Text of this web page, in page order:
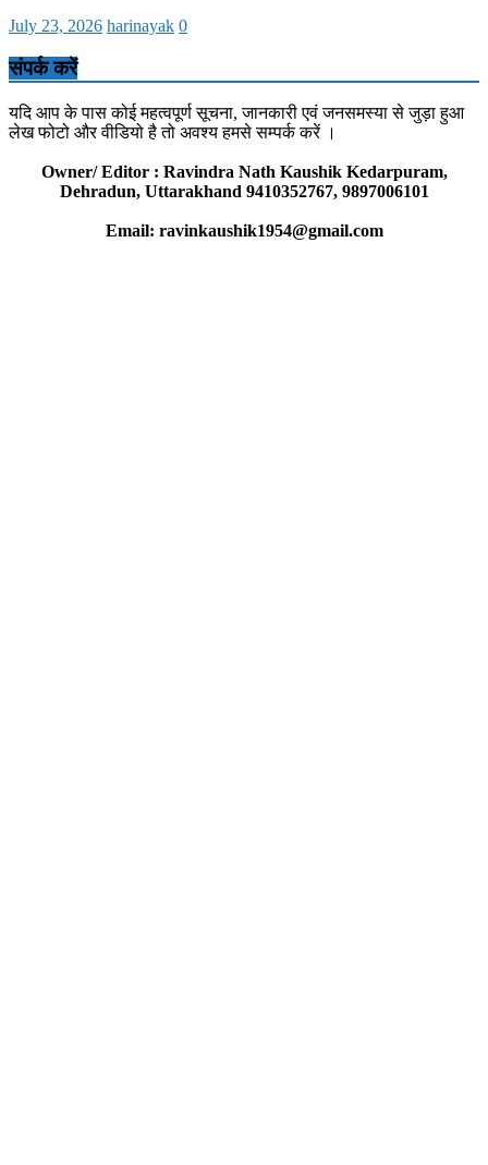
July 23, 2026 harinayak 0
संपर्क करें
यदि आप के पास कोई महत्वपूर्ण सूचना, जानकारी एवं जनसमस्या से जुड़ा हुआ
लेख फोटो और वीडियो है तो अवश्य हमसे सम्पर्क करें ।
Owner/ Editor : Ravindra Nath Kaushik Kedarpuram,
Dehradun, Uttarakhand 9410352767, 9897006101
Email: ravinkaushik1954@gmail.com